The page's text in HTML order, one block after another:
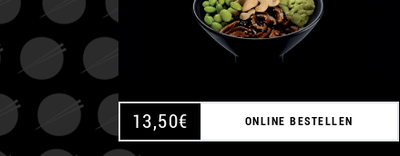
13,50€ ONLINE BESTELLEN